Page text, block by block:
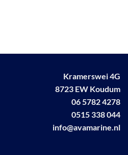
Kramerswei 4G
8723 EW Koudum
06 5782 4278
0515 338 044
info@avamarine.nl